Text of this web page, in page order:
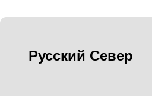
Русский Север